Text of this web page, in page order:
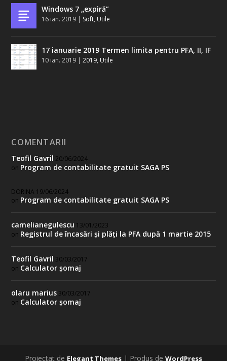
Windows 7 „expiră”
16 ian. 2019 | Soft, Utile
17 ianuarie 2019 Termen limita pentru PFA, II, IF
10 ian. 2019 |2019, Utile
COMENTARII
Teofil Gavril 20/06/2024
on Program de contabilitate gratuit SAGA PS
DORINA 19/06/2024
on Program de contabilitate gratuit SAGA PS
camelianegulescu 13/01/2023
on Registrul de încasări și plăți la PFA după 1 martie 2015
Teofil Gavril 30/03/2017
on Calculator şomaj
olaru marius 30/03/2017
on Calculator şomaj
Proiectat de Elegant Themes | Produs de WordPress